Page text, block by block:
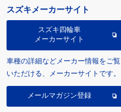
スズキメーカーサイト
スズキ四輪車
メーカーサイト
車種の詳細などメーカー情報をご覧
いただける、メーカーサイトです。
メールマガジン登録